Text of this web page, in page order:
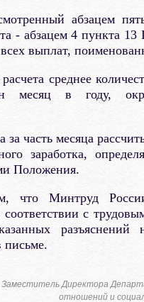
абзацем
- абзацем 4 пункта
всех выплат,
среднее
месяц в году,
за часть месяца
заработка,
Положения.
что Минтруд
с
разъяснений
письме.
Заместитель Директора
отношений и